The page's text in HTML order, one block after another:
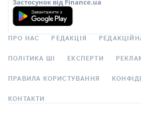
Застосунок від Finance.ua
ПРО НАС РЕДАКЦІЯ
ПОЛІТИКА ШІ ЕКСПЕРТИ
ПРАВИЛА КОРИСТУВАННЯ
КОНТАКТИ